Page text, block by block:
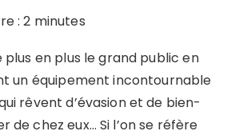
:2 minutes
plus en plus le grand public en
un équipement incontournable
rêvent d’évasion et de bien-
de chez eux… Si l’on se réfère